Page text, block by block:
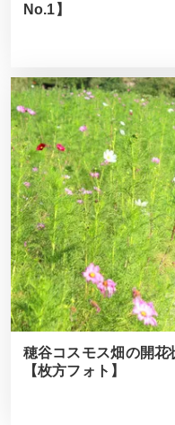
No.1】
穂谷コスモス畑の開
【枚方フォト】